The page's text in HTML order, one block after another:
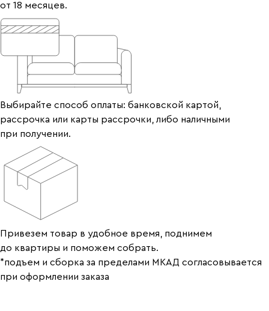
от 18 месяцев.
Выбирайте способ оплаты: банковской картой,
рассрочка или карты рассрочки, либо наличными
при получении.
Привезем товар в удобное время, поднимем
до квартиры и поможем собрать.
*подъем и сборка за пределами МКАД согласовывается
при оформлении заказа